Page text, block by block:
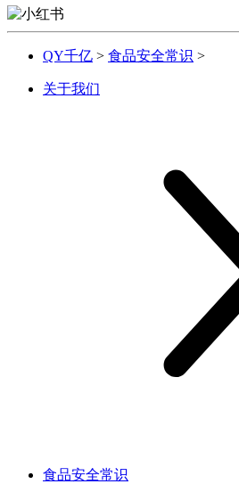
QY千亿 > 食品安全常识 >
关于我们
食品安全常识